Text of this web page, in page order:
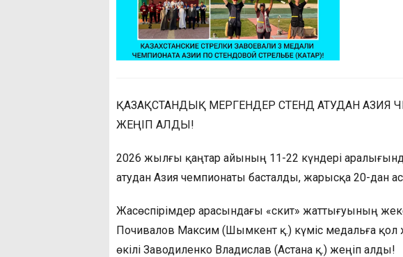
ҚАЗАҚСТАНДЫҚ МЕРГЕНДЕР СТЕНД АТУДАН АЗИЯ
ЖЕҢІП АЛДЫ!
2026 жылғы қаңтар айының 11-22 күндері
атудан Азия чемпионаты басталды, жарысқа 20-дан
Жасөспірімдер арасындағы «скит» жаттығуының жеке
Почивалов Максим (Шымкент қ.) күміс медальға қол
өкілі Заводиленко Владислав (Астана қ.) жеңіп алды!